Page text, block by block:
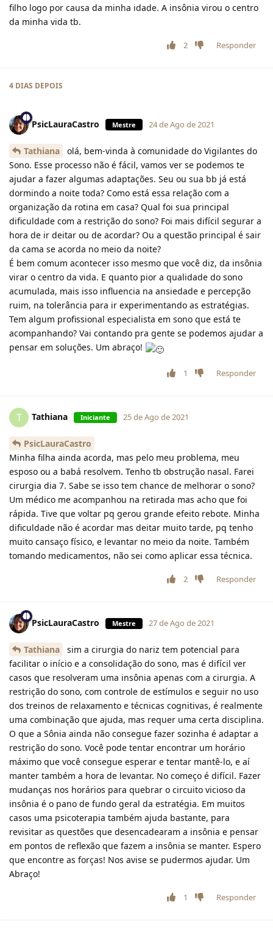
filho logo por causa da minha idade. A insônia virou o centro
da minha vida tb.
2 Responder
4 DIAS DEPOIS
PsicLauraCastro Mestre 24 de Ago de 2021
Tathiana
olá, bem-vinda à comunidade do Vigilantes do
Sono. Esse processo não é fácil, vamos ver se podemos te
ajudar a fazer algumas adaptações. Seu ou sua bb já está
dormindo a noite toda? Como está essa relação com a
organização da rotina em casa? Qual foi sua principal
dificuldade com a restrição do sono? Foi mais difícil segurar a
hora de ir deitar ou de acordar? Ou a questão principal é sair
da cama se acorda no meio da noite?
É bem comum acontecer isso mesmo que você diz, da insônia
virar o centro da vida. E quanto pior a qualidade do sono
acumulada, mais isso influencia na ansiedade e percepção
ruim, na tolerância para ir experimentando as estratégias.
Tem algum profissional especialista em sono que está te
acompanhando? Vai contando pra gente se podemos ajudar a
pensar em soluções. Um abraço!
1 Responder
T Tathiana Iniciante 25 de Ago de 2021
PsicLauraCastro
Minha filha ainda acorda, mas pelo meu problema, meu
esposo ou a babá resolvem. Tenho tb obstrução nasal. Farei
cirurgia dia 7. Sabe se isso tem chance de melhorar o sono?
Um médico me acompanhou na retirada mas acho que foi
rápida. Tive que voltar pq gerou grande efeito rebote. Minha
dificuldade não é acordar mas deitar muito tarde, pq tenho
muito cansaço físico, e levantar no meio da noite. Também
tomando medicamentos, não sei como aplicar essa técnica.
2 Responder
PsicLauraCastro Mestre 27 de Ago de 2021
Tathiana
sim a cirurgia do nariz tem potencial para
facilitar o início e a consolidação do sono, mas é difícil ver
casos que resolveram uma insônia apenas com a cirurgia. A
restrição do sono, com controle de estímulos e seguir no uso
dos treinos de relaxamento e técnicas cognitivas, é realmente
uma combinação que ajuda, mas requer uma certa disciplina.
O que a Sônia ainda não consegue fazer sozinha é adaptar a
restrição do sono. Você pode tentar encontrar um horário
máximo que você consegue esperar e tentar mantê-lo, e aí
manter também a hora de levantar. No começo é difícil. Fazer
mudanças nos horários para quebrar o circuito vicioso da
insônia é o pano de fundo geral da estratégia. Em muitos
casos uma psicoterapia também ajuda bastante, para
revisitar as questões que desencadearam a insônia e pensar
em pontos de reflexão que fazem a insônia se manter. Espero
que encontre as forças! Nos avise se pudermos ajudar. Um
Abraço!
1 Responder